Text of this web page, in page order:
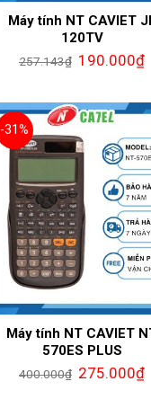
Máy tính NT CAVIET
120TV
257.143₫ 190.000₫
-31%
Máy tính NT CAVIET
570ES PLUS
400.000₫ 275.000₫